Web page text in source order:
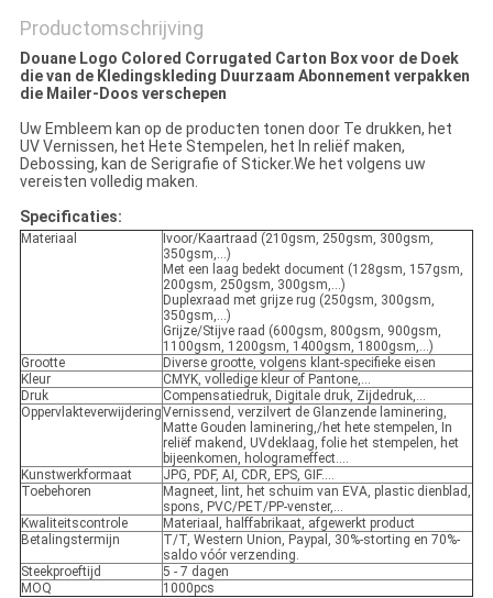
Productomschrijving
Douane Logo Colored Corrugated Carton Box voor de Doek
die van de Kledingskleding Duurzaam Abonnement verpakken
die Mailer-Doos verschepen
Uw Embleem kan op de producten tonen door Te drukken, het
UV Vernissen, het Hete Stempelen, het In reliëf maken,
Debossing, kan de Serigrafie of Sticker.We het volgens uw
vereisten volledig maken.
Specificaties:
Materiaal
Ivoor/Kaartraad (210gsm, 250gsm, 300gsm,
350gsm,…)
Met een laag bedekt document (128gsm, 157gsm,
200gsm, 250gsm, 300gsm,…)
Duplexraad met grijze rug (250gsm, 300gsm,
350gsm,…)
Grijze/Stijve raad (600gsm, 800gsm, 900gsm,
1100gsm, 1200gsm, 1400gsm, 1800gsm,…)
Grootte
Diverse grootte, volgens klant-specifieke eisen
Kleur
CMYK, volledige kleur of Pantone,…
Druk
Compensatiedruk, Digitale druk, Zijdedruk,…
OppervlakteverwijderingVernissend, verzilvert de Glanzende laminering,
Matte Gouden laminering,/het hete stempelen, In
reliëf makend, UVdeklaag, folie het stempelen, het
bijeenkomen, hologrameffect….
Kunstwerkformaat
JPG, PDF, AI, CDR, EPS, GIF….
Toebehoren
Magneet, lint, het schuim van EVA, plastic dienblad,
spons, PVC/PET/PP-venster,…
Kwaliteitscontrole
Materiaal, halffabrikaat, afgewerkt product
Betalingstermijn
T/T, Western Union, Paypal, 30%-storting en 70%-
saldo vóór verzending.
Steekproeftijd
5 - 7 dagen
MOQ
1000pcs